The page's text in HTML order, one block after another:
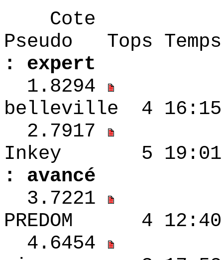
Cote
Pseudo Tops
: expert
1.8294
belleville 4
2.7917
Inkey 5
: avancé
3.7221
PREDOM 4
4.6454